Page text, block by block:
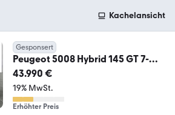
Kachelansicht
Gesponsert
Peugeot 5008 Hybrid 145 GT 7-
Sitzer
43.990 €
19% MwSt.
Erhöhter Preis